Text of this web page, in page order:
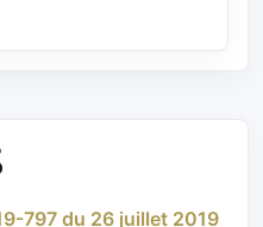
797 du 26 juillet 2019